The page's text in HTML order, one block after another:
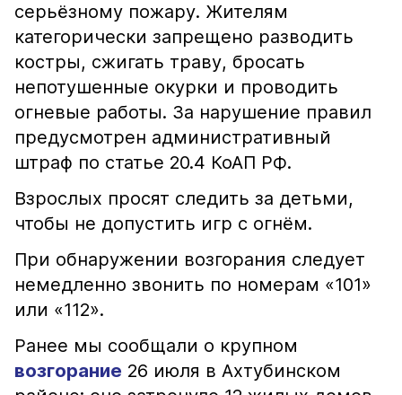
серьёзному пожару. Жителям
категорически запрещено разводить
костры, сжигать траву, бросать
непотушенные окурки и проводить
огневые работы. За нарушение правил
предусмотрен административный
штраф по статье 20.4 КоАП РФ.
Взрослых просят следить за детьми,
чтобы не допустить игр с огнём.
При обнаружении возгорания следует
немедленно звонить по номерам «101»
или «112».
Ранее мы сообщали о крупном
возгорание 26 июля в Ахтубинском